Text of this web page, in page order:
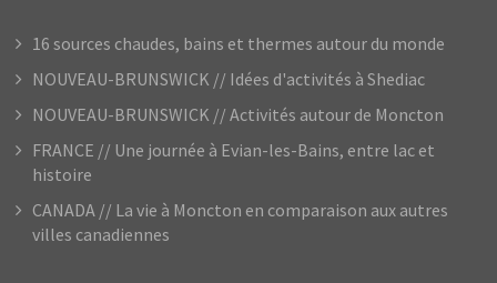
16 sources chaudes, bains et thermes autour du monde
NOUVEAU-BRUNSWICK // Idées d'activités à Shediac
NOUVEAU-BRUNSWICK // Activités autour de Moncton
FRANCE // Une journée à Evian-les-Bains, entre lac et
histoire
CANADA // La vie à Moncton en comparaison aux autres
villes canadiennes